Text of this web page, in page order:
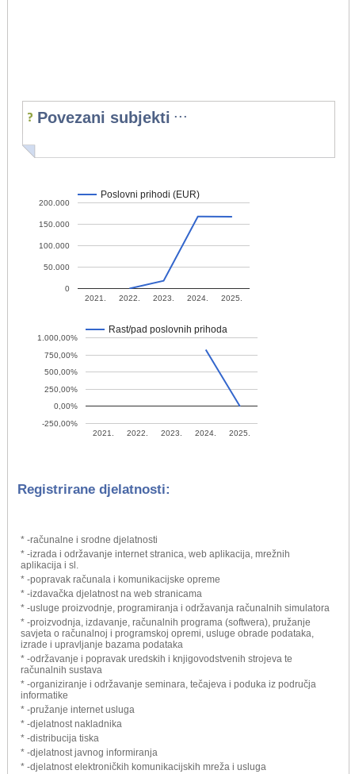
Povezani subjekti ...
Poslovni prihodi (EUR)
2021. 2022. 2023. 2024. 2025.
0
50.000
100.000
150.000
200.000
Rast/pad poslovnih prihoda
2021. 2022. 2023. 2024. 2025.
-250,00%
0,00%
250,00%
500,00%
750,00%
1.000,00%
Registrirane djelatnosti:
* -računalne i srodne djelatnosti
* -izrada i održavanje internet stranica, web aplikacija, mrežnih
aplikacija i sl.
* -popravak računala i komunikacijske opreme
* -izdavačka djelatnost na web stranicama
* -usluge proizvodnje, programiranja i održavanja računalnih simulatora
* -proizvodnja, izdavanje, računalnih programa (softwera), pružanje
savjeta o računalnoj i programskoj opremi, usluge obrade podataka,
izrade i upravljanje bazama podataka
* -održavanje i popravak uredskih i knjigovodstvenih strojeva te
računalnih sustava
* -organiziranje i održavanje seminara, tečajeva i poduka iz područja
informatike
* -pružanje internet usluga
* -djelatnost nakladnika
* -distribucija tiska
* -djelatnost javnog informiranja
* -djelatnost elektroničkih komunikacijskih mreža i usluga